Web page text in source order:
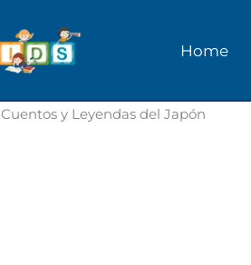
Home
Cuentos y Leyendas del Japón